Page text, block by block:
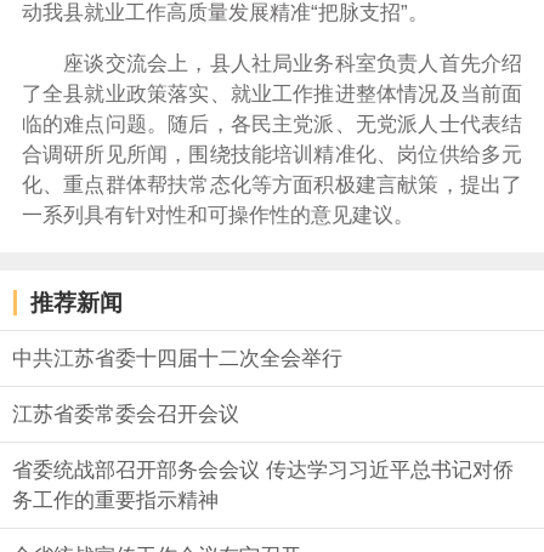
动我县就业工作高质量发展精准“把脉支招”。
座谈交流会上，县人社局业务科室负责人首先介绍
了全县就业政策落实、就业工作推进整体情况及当前面
临的难点问题。随后，各民主党派、无党派人士代表结
合调研所见所闻，围绕技能培训精准化、岗位供给多元
化、重点群体帮扶常态化等方面积极建言献策，提出了
一系列具有针对性和可操作性的意见建议。
推荐新闻
中共江苏省委十四届十二次全会举行
江苏省委常委会召开会议
省委统战部召开部务会会议 传达学习习近平总书记对侨
务工作的重要指示精神